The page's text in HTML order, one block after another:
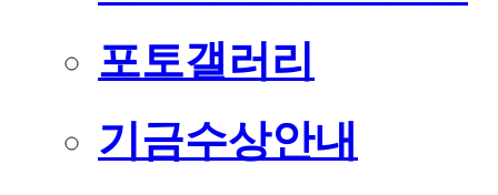
포토갤러리
기금수상안내